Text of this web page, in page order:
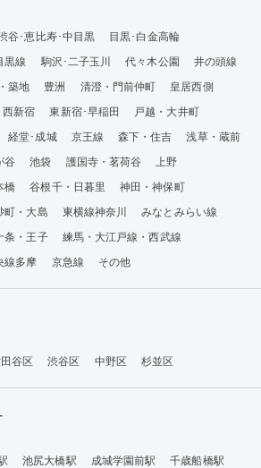
谷･恵比寿･中目黒
目黒･白金高輪
黒線 駒沢･二子玉川 代々木公園
井の頭線
築地 豊洲 清澄・門前仲町
皇居西側
西新宿 東新宿･早稲田
戸越・大井町
経堂･成城 京王線 森下・住吉
浅草・蔵前
谷 池袋 護国寺・茗荷谷
上野
橋 谷根千・日暮里
神田・神保町
町・大島 東横線神奈川
みなとみらい線
条・王子
練馬・大江戸線・西武線
線多摩 京急線 その他
谷区 渋谷区 中野区 杉並区
池尻大橋駅 成城学園前駅
千歳船橋駅